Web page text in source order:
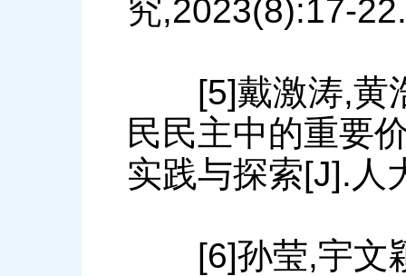
究,2023(8):17-22.
[5]戴激涛,黄浩
民民主中的重要
实践与探索[J].人
[6]孙莹,宇文颖